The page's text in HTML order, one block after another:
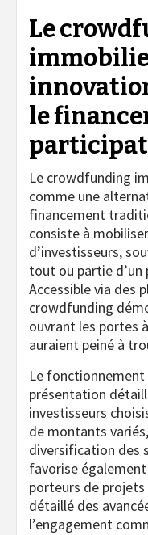
Le
le
Le crowdfunding
comme une
financement
consiste à
d’investisseurs,
tout ou partie
Accessible via des
crowdfunding
ouvrant les portes
auraient peiné à
Le fonctionnement
présentation
investisseurs
de montants
diversification des
favorise
porteurs de projets
détaillé des
l’engagement